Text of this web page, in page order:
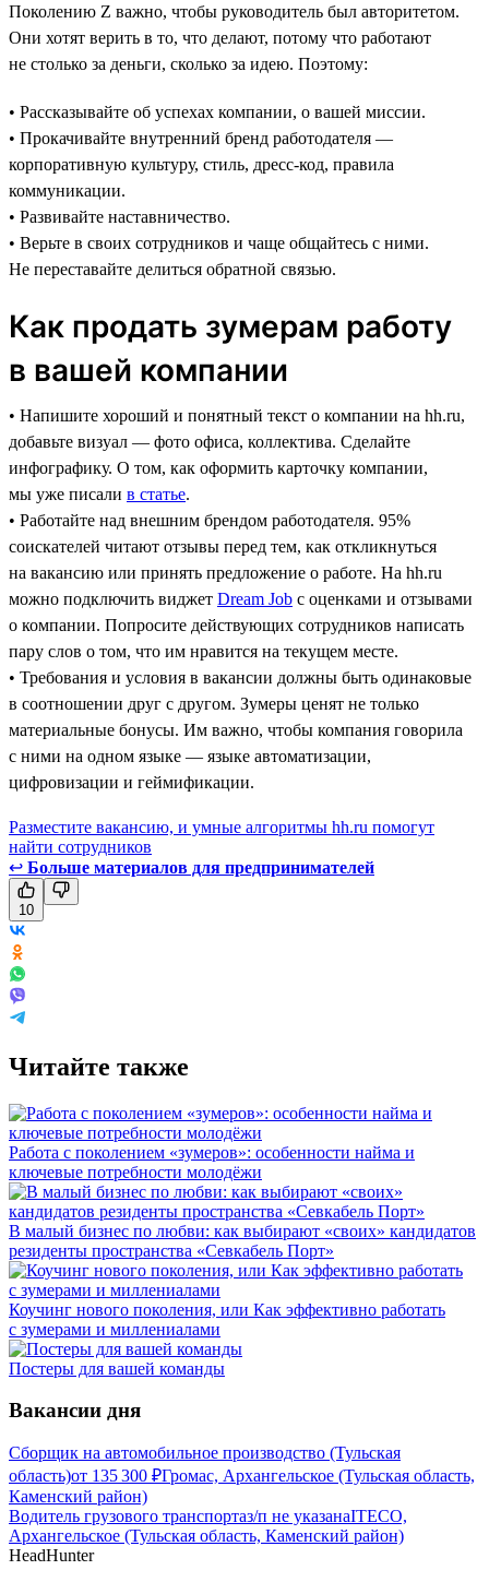
Поколению Z важно, чтобы руководитель был авторитетом.
Они хотят верить в то, что делают, потому что работают
не столько за деньги, сколько за идею. Поэтому:
• Рассказывайте об успехах компании, о вашей миссии.
• Прокачивайте внутренний бренд работодателя —
корпоративную культуру, стиль, дресс-код, правила
коммуникации.
• Развивайте наставничество.
• Верьте в своих сотрудников и чаще общайтесь с ними.
Не переставайте делиться обратной связью.
Как продать зумерам работу
в вашей компании
• Напишите хороший и понятный текст о компании на hh.ru,
добавьте визуал — фото офиса, коллектива. Сделайте
инфографику. О том, как оформить карточку компании,
мы уже писали в статье.
• Работайте над внешним брендом работодателя. 95%
соискателей читают отзывы перед тем, как откликнуться
на вакансию или принять предложение о работе. На hh.ru
можно подключить виджет Dream Job с оценками и отзывами
о компании. Попросите действующих сотрудников написать
пару слов о том, что им нравится на текущем месте.
• Требования и условия в вакансии должны быть одинаковые
в соотношении друг с другом. Зумеры ценят не только
материальные бонусы. Им важно, чтобы компания говорила
с ними на одном языке — языке автоматизации,
цифровизации и геймификации.
Разместите вакансию, и умные алгоритмы hh.ru помогут
найти сотрудников
↩ Больше материалов для предпринимателей
10
Читайте также
Работа с поколением «зумеров»: особенности найма и
ключевые потребности молодёжи
В малый бизнес по любви: как выбирают «своих» кандидатов
резиденты пространства «Севкабель Порт»
Коучинг нового поколения, или Как эффективно работать
с зумерами и миллениалами
Постеры для вашей команды
Вакансии дня
Сборщик на автомобильное производство (Тульская
область)от 135 300 ₽Громас, Архангельское (Тульская область,
Каменский район)
Водитель грузового транспортаз/п не указанаITECO,
Архангельское (Тульская область, Каменский район)
HeadHunter